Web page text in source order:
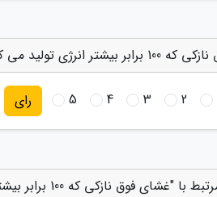
تولید می کند" امتیاز دهید
2
3
4
5 رای
فوق نازکی که 100 برابر بیشتر انرژی تولید می کند"